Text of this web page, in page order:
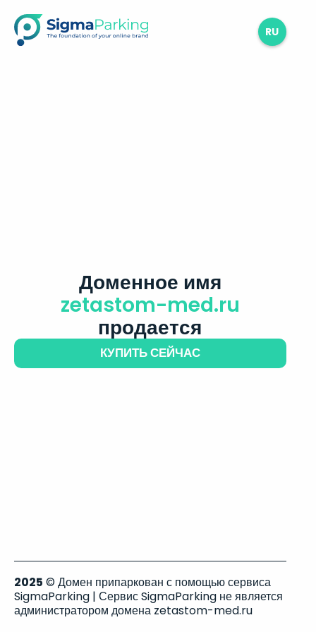
RU
Доменное имя
zetastom-med.ru
продается
КУПИТЬ СЕЙЧАС
2025 © Домен припаркован с помощью сервиса
SigmaParking | Сервис SigmaParking не является
администратором домена zetastom-med.ru